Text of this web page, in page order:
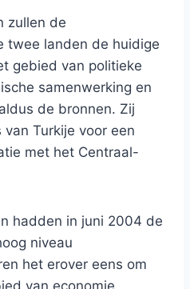
zullen de
twee landen de huidige
gebied van politieke
samenwerking en
de bronnen. Zij
Turkije voor een
met het Centraal-
hadden in juni 2004 de
niveau
het erover eens om